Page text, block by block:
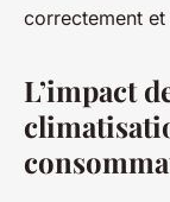
correctement
L’impact